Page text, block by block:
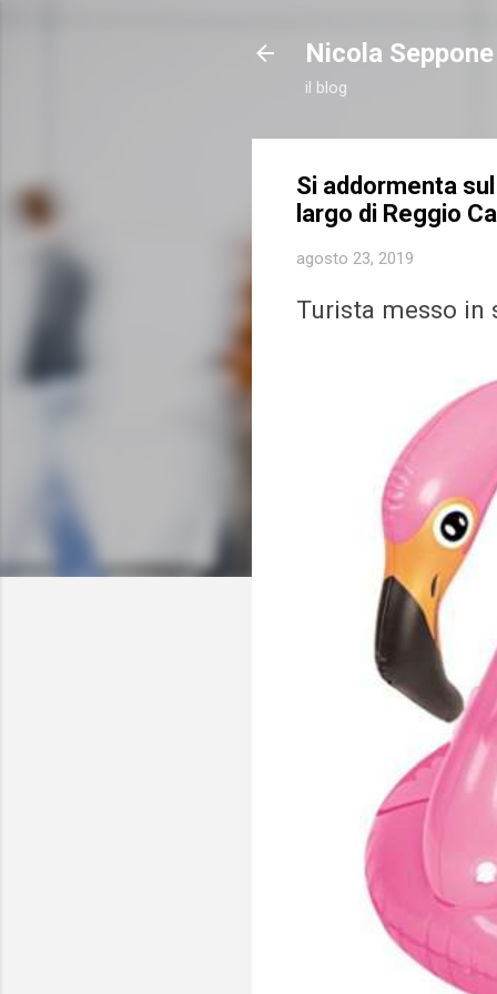
Nicola Seppone
il blog
Si addormenta
largo di Reggio
agosto 23, 2019
Turista messo in